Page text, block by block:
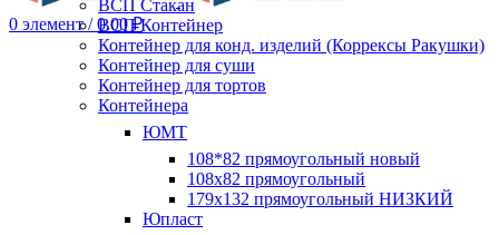
0 элемент / 0.00₽
ВСП Стакан
ВСП Контейнер
Контейнер для конд. изделий (Коррексы Ракушки)
Контейнер для суши
Контейнер для тортов
Контейнера
ЮМТ
108*82 прямоугольный новый
108х82 прямоугольный
179х132 прямоугольный НИЗКИЙ
Юпласт